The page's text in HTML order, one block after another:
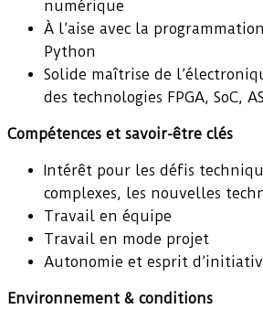
numérique
À l’aise avec la
Python
Solide maîtrise de
des technologies FPGA, SoC,
Compétences et savoir-être clés
Intérêt pour les défis
complexes, les nouvelles
Travail en équipe
Travail en mode projet
Autonomie et esprit
Environnement & conditions